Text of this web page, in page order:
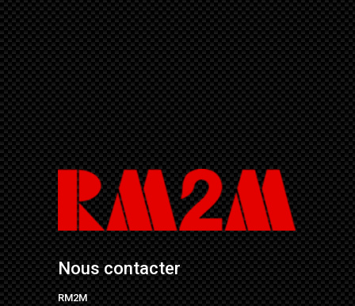
Nous contacter
RM2M